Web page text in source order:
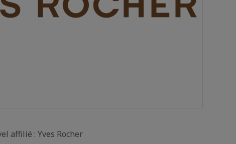
affilié : Yves Rocher